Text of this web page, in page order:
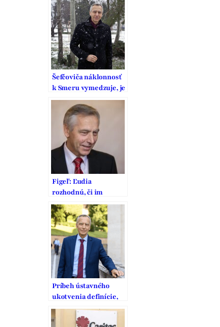
Šefčoviča náklonnosť
k Smeru vymedzuje, je
to pritom strana
vodcovského typu
Figeľ: Ľudia
rozhodnú, či im
nevadí alobalíček
Príbeh ústavného
ukotvenia definície,
ochrany a podpory
manželstva na